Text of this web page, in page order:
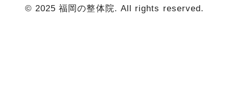
© 2025 福岡の整体院. All rights reserved.